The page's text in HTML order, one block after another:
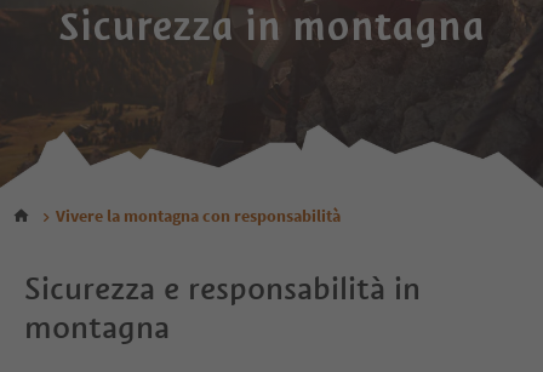
Sicurezza in montagna
Vivere la montagna con responsabilità
Sicurezza e responsabilità in
montagna